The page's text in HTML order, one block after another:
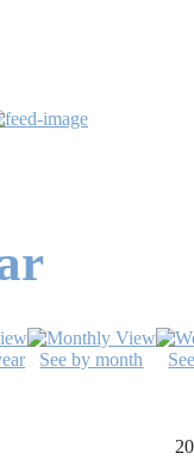
See by month